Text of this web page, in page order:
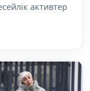
активтер